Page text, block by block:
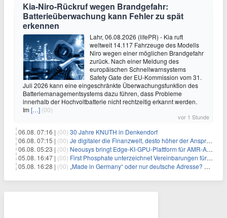
Kia-Niro-Rückruf wegen Brandgefahr:
Batterieüberwachung kann Fehler zu spät
erkennen
Lahr, 06.08.2026 (lifePR) - Kia ruft
weltweit 14.117 Fahrzeuge des Modells
Niro wegen einer möglichen Brandgefahr
zurück. Nach einer Meldung des
europäischen Schnellwarnsystems
Safety Gate der EU-Kommission vom 31.
Juli 2026 kann eine eingeschränkte Überwachungsfunktion des
Batteriemanagementsystems dazu führen, dass Probleme
innerhalb der Hochvoltbatterie nicht rechtzeitig erkannt werden.
Im[…] (00)
vor 1 Stunde
06.08. 07:16 | (00) 30 Jahre KNUTH in Denkendorf
06.08. 07:15 | (00) Je digitaler die Finanzwelt, desto höher der Anspruch an gute Beratung
06.08. 05:23 | (00) Neousys bringt Edge-KI-GPU-Plattform für AMR-Anwendungen mit Unterstützung für vier GMSL2-Fahrzeugkameras auf den Markt
05.08. 16:47 | (00) First Phosphate unterzeichnet Vereinbarungen für nicht zu refundierende Zuwendungen in Höhe von 4,84 Mio. $ von der kanadischen Regierung für Straßeninfrastruktur und Stromübertragungsleitungen
05.08. 16:28 | (00) „Made in Germany“ oder nur deutsche Adresse? So erkennen Sie, wo Ihre Leiterplatten wirklich gefertigt werden